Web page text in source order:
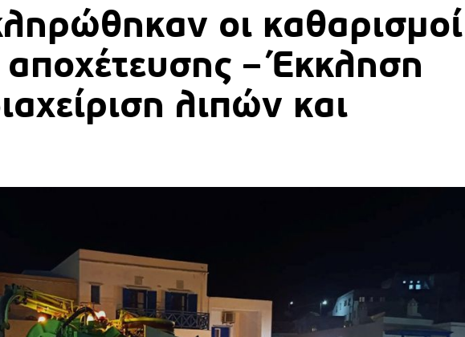
οι καθαρισμοί
– Έκκληση
λιπών και